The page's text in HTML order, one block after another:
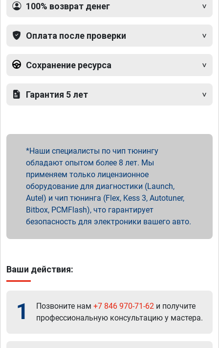
100% возврат денег
Оплата после проверки
Сохранение ресурса
Гарантия 5 лет
Наши специалисты по чип тюнингу
обладают опытом более 8 лет. Мы
применяем только лицензионное
оборудование для диагностики (Launch,
Autel) и чип тюнинга (Flex, Kess 3, Autotuner,
Bitbox, PCMFlash), что гарантирует
безопасность для электроники вашего авто.
Ваши действия:
1 Позвоните нам +7 846 970-71-62 и получите
профессиональную консультацию у мастера.